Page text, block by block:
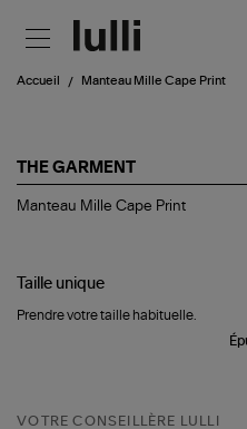
Accueil Manteau Mille Cape Print
THE GARMENT
Manteau
Manteau Mille Cape Print
Taille unique
Prendre votre taille habituelle.
VOTRE CONSEILLÈRE LULLI